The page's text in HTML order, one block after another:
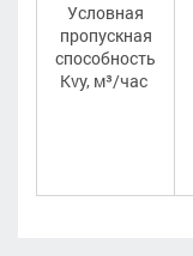
Условная
пропускная
способность
Kvy, м³/час